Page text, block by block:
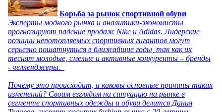
Борьба за рынок спортивной обуви
Эксперты модного рынка и аналитики-экономисты
прогнозируют падение продаж Nike и Adidas. Лидерские
позиции непотопляемых спортивных гигантов могут
серьезно пошатнуться в ближайшие годы, так как их
теснят молодые, смелые и активные конкуренты – бренды
- челленджеры.
Почему это происходит, и каковы основные причины таких
изменений? Своим взглядом на ситуацию на рынке в
сегменте спортивных одежды и обуви делится Дания